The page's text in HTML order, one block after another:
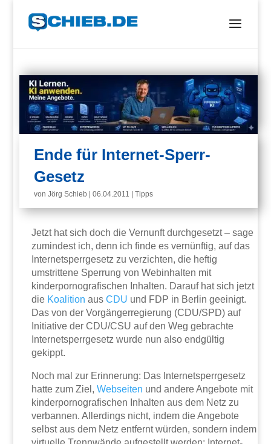
Ende für Internet-Sperr-
Gesetz
vonJörg Schieb |06.04.2011 |Tipps
Jetzt hat sich doch die Vernunft durchgesetzt – sage
zumindest ich, denn ich finde es vernünftig, auf das
Internetsperrgesetz zu verzichten, die heftig
umstrittene Sperrung von Webinhalten mit
kinderpornografischen Inhalten. Darauf hat sich jetzt
die Koalition ausCDU und FDP in Berlin geeinigt.
Das von der Vorgängerregierung (CDU/SPD) auf
Initiative der CDU/CSU auf den Weg gebrachte
Internetsperrgesetz wurde nun also endgültig
gekippt.
Noch mal zur Erinnerung: Das Internetsperrgesetz
hatte zum Ziel,Webseiten und andere Angebote mit
kinderpornografischen Inhalten aus dem Netz zu
verbannen. Allerdings nicht, indem die Angebote
selbst aus dem Netz entfernt würden, sondern indem